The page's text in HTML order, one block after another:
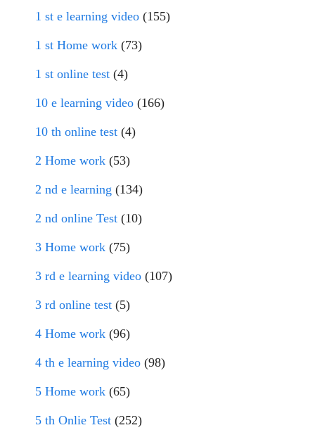
1 st e learning video (155)
1 st Home work (73)
1 st online test (4)
10 e learning video (166)
10 th online test (4)
2 Home work (53)
2 nd e learning (134)
2 nd online Test (10)
3 Home work (75)
3 rd e learning video (107)
3 rd online test (5)
4 Home work (96)
4 th e learning video (98)
5 Home work (65)
5 th Onlie Test (252)